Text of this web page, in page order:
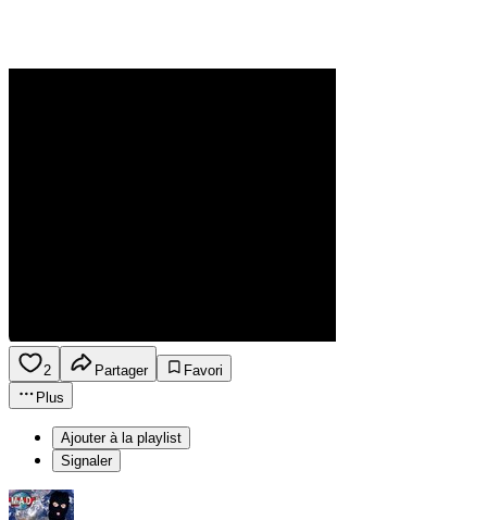
2 Partager
Favori
Plus
Ajouter à la playlist
Signaler